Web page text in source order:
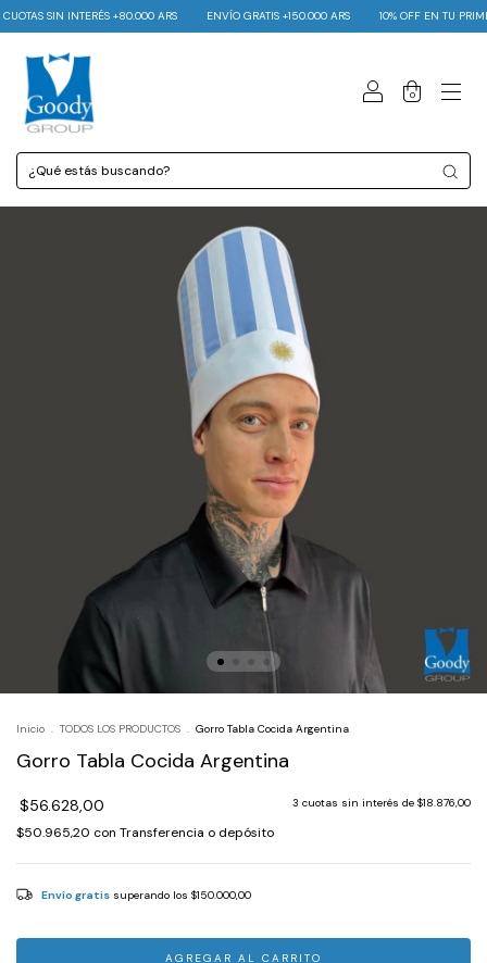
SIN INTERÉS +80.000 ARS ENVÍO GRATIS +150.000 ARS 10% OFF EN TU
0
Inicio . TODOS LOS PRODUCTOS . Gorro Tabla Cocida Argentina
Gorro Tabla Cocida Argentina
$56.628,00 3 cuotas sin interés de $18.876,00
$50.965,20 con Transferencia o depósito
Envío gratis superando los $150.000,00